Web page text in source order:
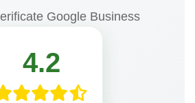
Google Business
4.2